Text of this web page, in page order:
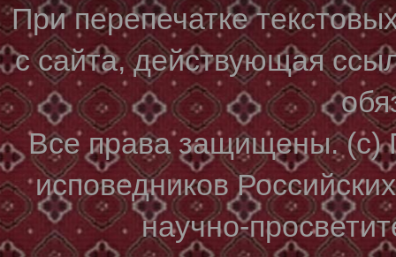
При перепечатке
с сайта, действующая
Все права защищены. (с)
исповедников
научно-